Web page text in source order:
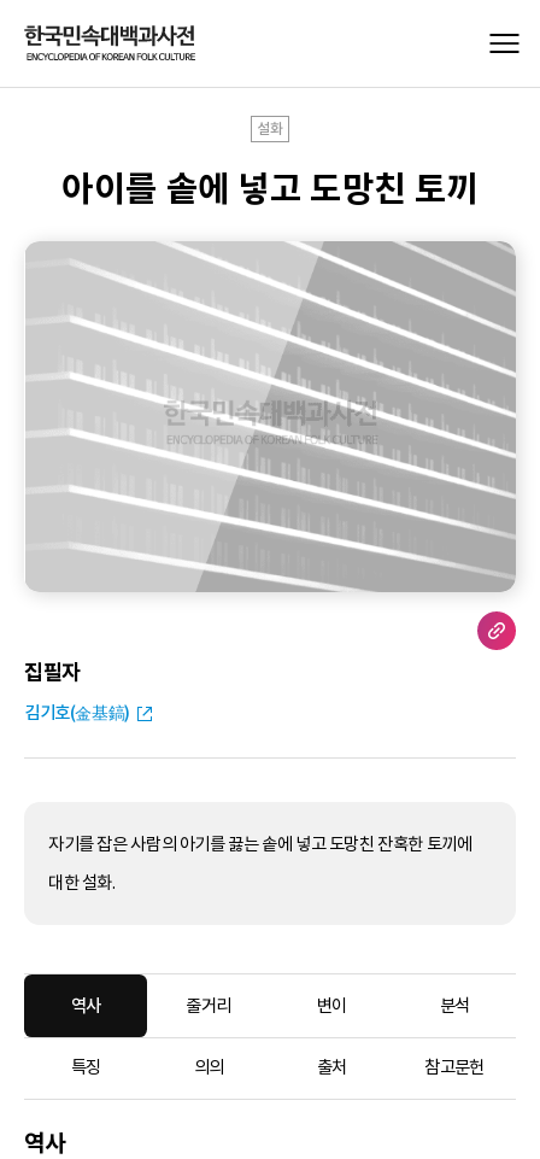
설화
아이를 솥에 넣고 도망친 토끼
집필자
김기호(金基鎬)
자기를 잡은 사람의 아기를 끓는 솥에 넣고 도망친 잔혹한 토끼에
대한 설화.
역사 줄거리 변이 분석
특징 의의 출처 참고문헌
역사